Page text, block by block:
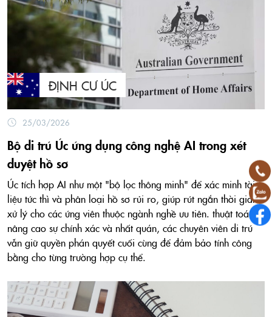
ĐỊNH CƯ ÚC
25/03/2026
Bộ di trú Úc ứng dụng công nghệ AI trong xét
duyệt hồ sơ
Úc tích hợp AI như một "bộ lọc thông minh" để xác minh tài
liệu tức thì và phân loại hồ sơ rủi ro, giúp rút ngắn thời gian
xử lý cho các ứng viên thuộc ngành nghề ưu tiên. thuật toán
nâng cao sự chính xác và nhất quán, các chuyên viên di trú
vẫn giữ quyền phán quyết cuối cùng để đảm bảo tính công
bằng cho từng trường hợp cụ thể.